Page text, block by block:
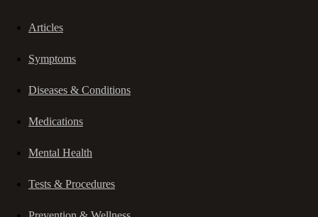
Articles
Symptoms
Diseases & Conditions
Medications
Mental Health
Tests & Procedures